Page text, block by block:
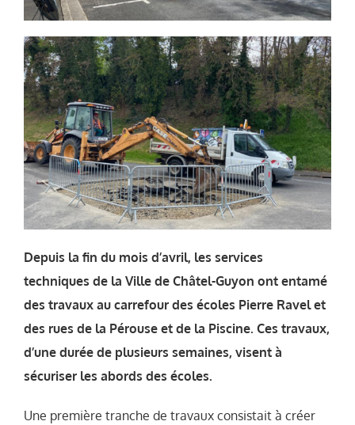
Depuis la fin du mois d’avril, les services
techniques de la Ville de Châtel-Guyon ont entamé
des travaux au carrefour des écoles Pierre Ravel et
des rues de la Pérouse et de la Piscine. Ces travaux,
d’une durée de plusieurs semaines, visent à
sécuriser les abords des écoles.
Une première tranche de travaux consistait à créer